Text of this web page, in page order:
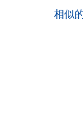
相似